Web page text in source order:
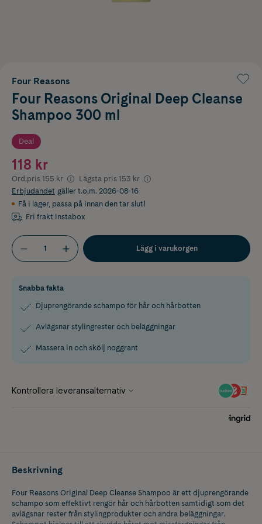
Four Reasons
Four Reasons Original Deep Cleanse
Shampoo 300 ml
Deal
118 kr
Ord.pris 155 kr Lägsta pris 153 kr
Erbjudandet gäller t.o.m. 2026-08-16
Få i lager, passa på innan den tar slut!
Fri frakt Instabox
Lägg i varukorgen
Snabba fakta
Djuprengörande schampo för hår och hårbotten
Avlägsnar stylingrester och beläggningar
Massera in och skölj noggrant
Beskrivning
Four Reasons Original Deep Cleanse Shampoo är ett djuprengörande
schampo som effektivt rengör hår och hårbotten samtidigt som det
avlägsnar rester från stylingprodukter och andra beläggningar.